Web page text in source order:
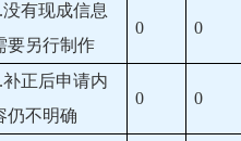
没有现成信息
要另行制作
0 0
补正后申请内
仍不明确
0 0